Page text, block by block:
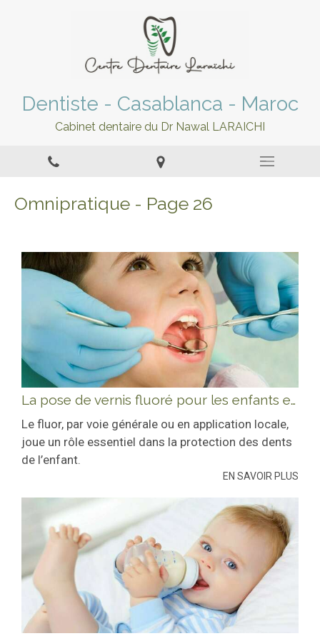
Dentiste - Casablanca - Maroc
Cabinet dentaire du Dr Nawal LARAICHI
Omnipratique - Page 26
La pose de vernis fluoré pour les enfants et les jeunes adultes de 3 à 24 ans
Le fluor, par voie générale ou en application locale,
joue un rôle essentiel dans la protection des dents
de l’enfant.
EN SAVOIR PLUS